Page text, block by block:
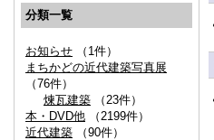
分類一覧
お知らせ （1件）
まちかどの近代建築写真展
（76件）
煉瓦建築 （23件）
本・DVD他 （2199件）
近代建築 （90件）